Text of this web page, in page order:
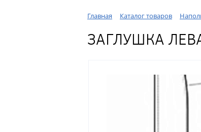
Главная Каталог товаров
ЗАГЛУШКА